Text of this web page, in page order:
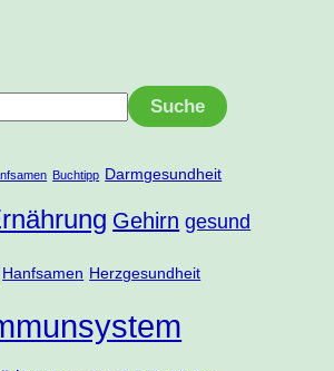
Suche
Buchtipp Darmgesundheit
Gehirn gesund
Hanfsamen Herzgesundheit